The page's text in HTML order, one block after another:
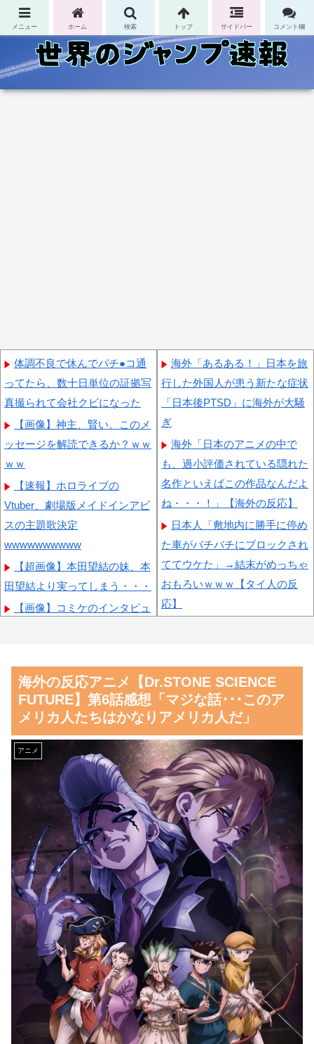
コンテンツへスキップ
体調不良で休んでパチ●コ通
ってたら、数十日単位の証拠写
真撮られて会社クビになった
【画像】神主、賢い。このメ
ッセージを解読できるか？ｗｗ
ｗｗ
【速報】ホロライブの
Vtuber、劇場版メイドインアビ
スの主題歌決定
wwwwwwwwww
【超画像】本田望結の妹、本
田望結より実ってしまう・・・
【画像】コミケのインタビュ
【Pickup07092041】
【朗報】齋藤飛鳥、前屈みで
完全に見えてる動画が拡散され
てしまう…
磁気嵐、地球由来のイオンが
主導…JAXAの衛星「あらせ」
舌を絡ませて、唾液交換して
── ちゅっちゅしながらの濃厚
エッ画像♪
海外「日本よ、お前がナンバ
ーワンだ」 熊本地震直後の日
本の対応のスピードに世界が衝
【画像】顔100点、体30点の
女ｗｗｗ
海外「あるある！」日本を旅
行した外国人が患う新たな症状
「日本後PTSD」に海外が大騒
ぎ
海外「日本のアニメの中で
も、過小評価されている隠れた
名作といえばこの作品なんだよ
ね・・・！」【海外の反応】
日本人「敷地内に勝手に停め
た車がバチバチにブロックされ
ててウケた」→結末がめっちゃ
おもろいｗｗｗ【タイ人の反
応】
海外の反応：熊本の病院で手
術中に熊本地震が発生、大揺れ
の中でも患者を守った医師たち
の対応ぶりに海外大絶賛
韓国人「韓国人の日本への好
感度が最高記録を達成した理
由」
韓国が独自開発したと自慢す
る甘いトマト、実はそこら辺の
トマトに砂糖水を注入していた
だけなのが判明して大問題にw
韓国人「大韓航空の熊本地震
飲料水支援に対する日本人の反
応をご覧ください・・・」
→「」
韓国人「悲報：FIFA会長にさ
え2002年W杯で韓国が審判を買
収していたと思われていた模
様…（ﾌﾞﾙﾌﾞﾙ」＝韓国の反応
海外の反応アニメ【Dr.STONE SCIENCE
FUTURE】第6話感想「マジな話･･･このア
メリカ人たちはかなりアメリカ人だ」
アニメ
メニュー ホーム 検索 トップ サイドバー コメント欄